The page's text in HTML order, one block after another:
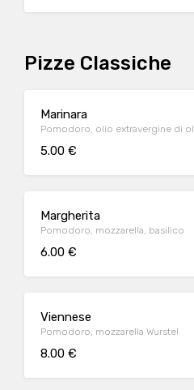
Pizze Classiche
Marinara
Pomodoro, olio extravergine di
5.00 €
Margherita
Pomodoro, mozzarella, basilico
6.00 €
Viennese
Pomodoro, mozzarella Wurstel
8.00 €